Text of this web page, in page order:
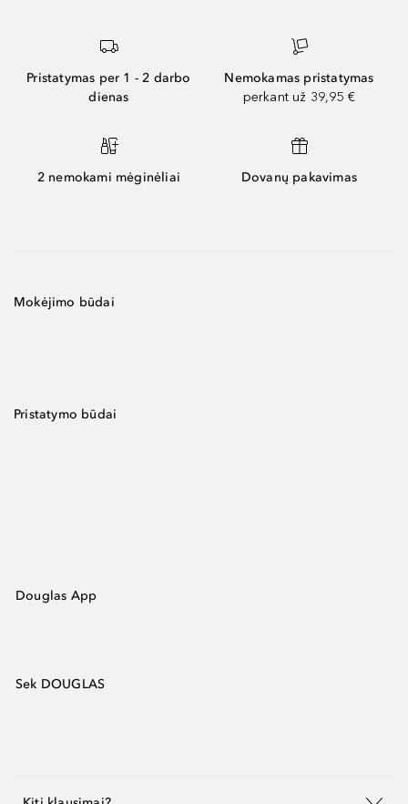
Pristatymas per 1 - 2 darbo
dienas
Nemokamas pristatymas
perkant už 39,95 €
2 nemokami mėginėliai Dovanų pakavimas
Mokėjimo būdai
Pristatymo būdai
Douglas App
Sek DOUGLAS